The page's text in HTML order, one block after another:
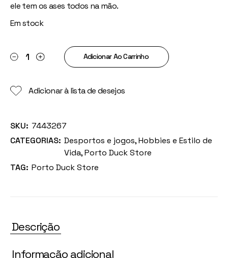
ele tem os ases todos na mão.
Em stock
Pato Póquer quantityAdicionar Ao Carrinho
Adicionar à lista de desejos
SKU: 7443267
CATEGORIAS: Desportos e jogos,Hobbies e Estilo de
Vida,Porto Duck Store
TAG: Porto Duck Store
Descrição
Informação adicional